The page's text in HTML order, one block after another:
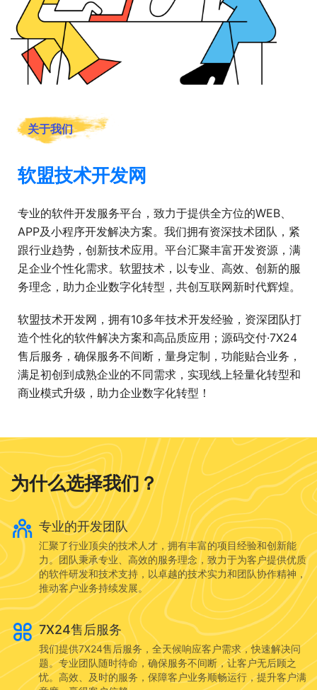
关于我们
软盟技术开发网
专业的软件开发服务平台，致力于提供全方位的WEB、
APP及小程序开发解决方案。我们拥有资深技术团队，紧
跟行业趋势，创新技术应用。平台汇聚丰富开发资源，满
足企业个性化需求。软盟技术，以专业、高效、创新的服
务理念，助力企业数字化转型，共创互联网新时代辉煌。
软盟技术开发网，拥有10多年技术开发经验，资深团队打
造个性化的软件解决方案和高品质应用；源码交付·7X24
售后服务，确保服务不间断，量身定制，功能贴合业务，
满足初创到成熟企业的不同需求，实现线上轻量化转型和
商业模式升级，助力企业数字化转型！
为什么选择我们？
专业的开发团队
汇聚了行业顶尖的技术人才，拥有丰富的项目经验和创新能
力。团队秉承专业、高效的服务理念，致力于为客户提供优质
的软件研发和技术支持，以卓越的技术实力和团队协作精神，
推动客户业务持续发展。
7X24售后服务
我们提供7X24售后服务，全天候响应客户需求，快速解决问
题。专业团队随时待命，确保服务不间断，让客户无后顾之
忧。高效、及时的服务，保障客户业务顺畅运行，提升客户满